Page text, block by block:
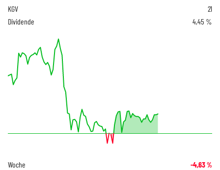
KGV
21
Dividende
4,45 %
Woche -4,63%